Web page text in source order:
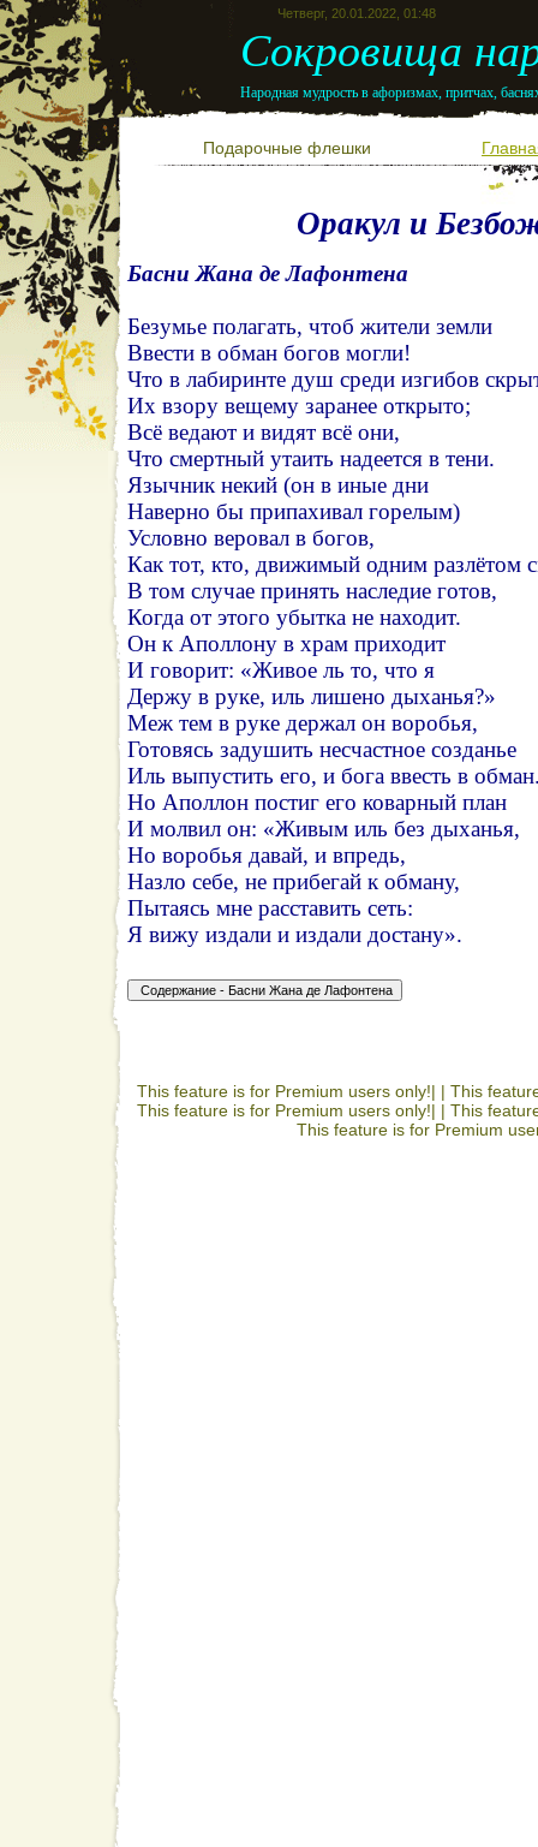
Четверг, 20.01.2022, 01:48
Сокровища
Народная мудрость в афоризмах, притчах,
Подарочные флешки
Оракул и
Басни Жана де Лафонтена
Безумье полагать, чтоб жители земли
Ввести в обман богов могли!
Что в лабиринте душ среди изгибов
Их взору вещему заранее открыто;
Всё ведают и видят всё они,
Что смертный утаить надеется в тени.
Язычник некий (он в иные дни
Наверно бы припахивал горелым)
Условно веровал в богов,
Как тот, кто, движимый одним разлётом
В том случае принять наследие готов,
Когда от этого убытка не находит.
Он к Аполлону в храм приходит
И говорит: «Живое ль то, что я
Держу в руке, иль лишено дыханья?»
Меж тем в руке держал он воробья,
Готовясь задушить несчастное созданье
Иль выпустить его, и бога ввесть в
Но Аполлон постиг его коварный план
И молвил он: «Живым иль без дыханья,
Но воробья давай, и впредь,
Назло себе, не прибегай к обману,
Пытаясь мне расставить сеть:
Я вижу издали и издали достану».
This feature is for Premium users only!| | This
This feature is for Premium users only!| | This
This feature is for Premium